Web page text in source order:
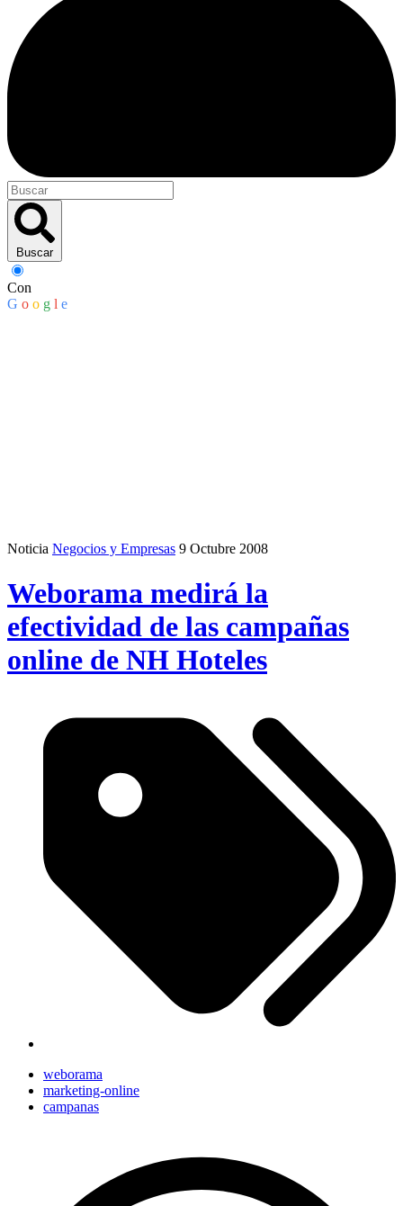
Buscar
Con
G o o g l e
Noticia Negocios y Empresas 9 Octubre 2008
Weborama medirá la
efectividad de las campañas
online de NH Hoteles
weborama
marketing-online
campanas